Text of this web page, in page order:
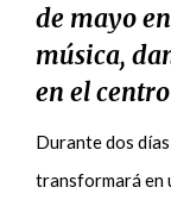
de mayo
música,
en el
Durante dos
transformará en